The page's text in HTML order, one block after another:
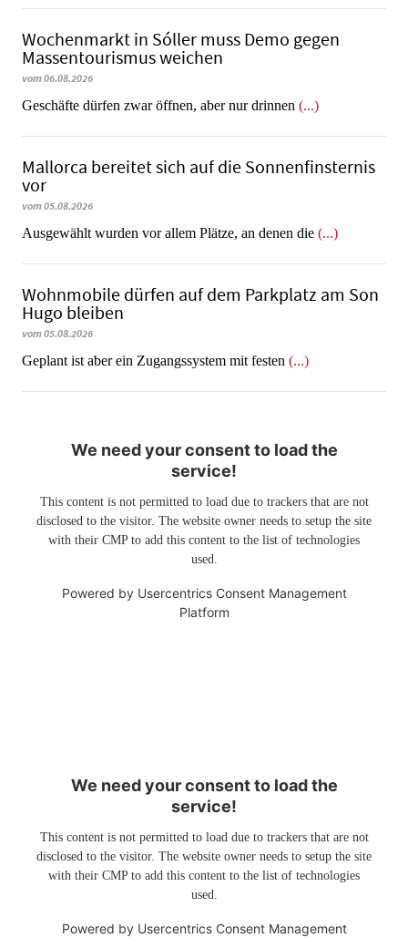
Wochenmarkt in Sóller muss Demo gegen
Massentourismus weichen
vom 06.08.2026
Geschäfte dürfen zwar öffnen, aber nur drinnen (...)
Mallorca bereitet sich auf die Sonnenfinsternis
vor
vom 05.08.2026
Ausgewählt wurden vor allem Plätze, an denen die (...)
Wohnmobile dürfen auf dem Parkplatz am Son
Hugo bleiben
vom 05.08.2026
Geplant ist aber ein Zugangssystem mit festen (...)
We need your consent to load the
service!
This content is not permitted to load due to trackers that are not
disclosed to the visitor. The website owner needs to setup the site
with their CMP to add this content to the list of technologies
used.
Powered by Usercentrics Consent Management
Platform
We need your consent to load the
service!
This content is not permitted to load due to trackers that are not
disclosed to the visitor. The website owner needs to setup the site
with their CMP to add this content to the list of technologies
used.
Powered by Usercentrics Consent Management